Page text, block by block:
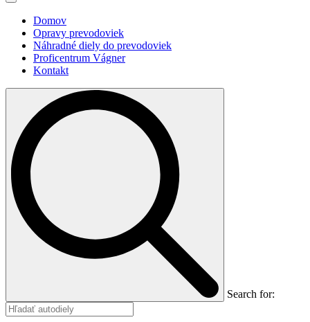
Domov
Opravy prevodoviek
Náhradné diely do prevodoviek
Proficentrum Vágner
Kontakt
Search for: